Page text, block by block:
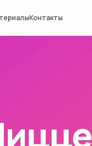
Контакты